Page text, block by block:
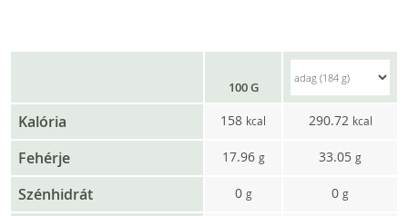
100 G
Kalória 158 kcal 290.72 kcal
Fehérje 17.96 g 33.05 g
Szénhidrát 0 g 0 g